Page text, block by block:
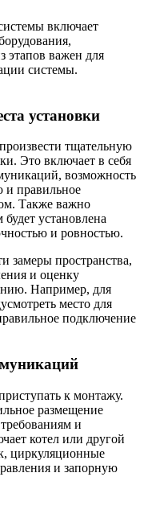
включает
этапов важен для
системы.
установки
тщательную
Это включает в себя
возможность
и правильное
Также важно
установлена
и ровностью.
замеры пространства,
и оценку
Например, для
место для
подключение
к монтажу.
размещение
и
котел или другой
циркуляционные
и запорную